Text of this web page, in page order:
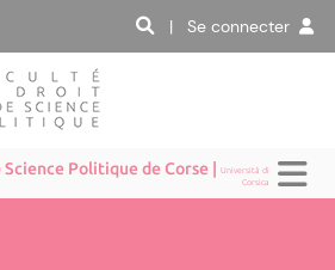
| Se connecter
Politique de Corse |Università di
Corsica